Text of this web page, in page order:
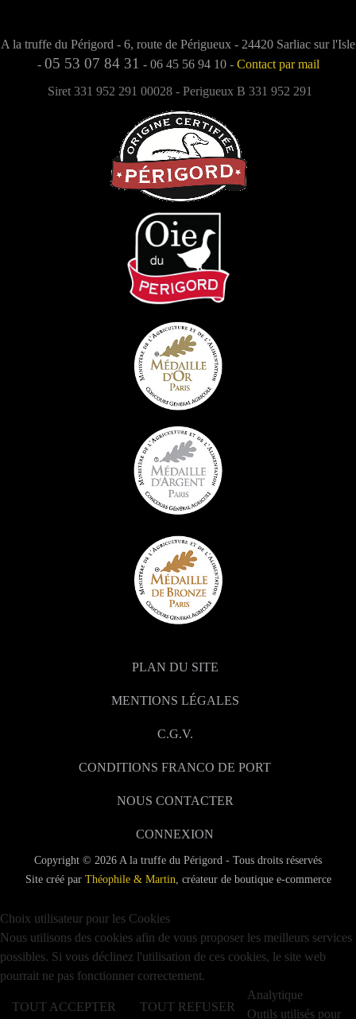
Foie gras de canard entier mi-cuit au torchon
Confit de canard
Manchons de canard
Magret de canard séché
A la truffe du Périgord - 6, route de Périgueux - 24420 Sarliac sur l'Isle
- 05 53 07 84 31 - 06 45 56 94 10 - Contact par mail
Siret 331 952 291 00028 - Perigueux B 331 952 291
PLAN DU SITE
MENTIONS LÉGALES
C.G.V.
CONDITIONS FRANCO DE PORT
NOUS CONTACTER
CONNEXION
Copyright © 2026 A la truffe du Périgord - Tous droits réservés
Site créé par Théophile & Martin, créateur de boutique e-commerce
Choix utilisateur pour les Cookies
Nous utilisons des cookies afin de vous proposer les meilleurs services
possibles. Si vous déclinez l'utilisation de ces cookies, le site web
pourrait ne pas fonctionner correctement.
TOUT ACCEPTER TOUT REFUSER
Analytique
Outils utilisés pour